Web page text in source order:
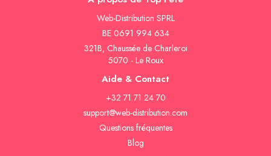
Web-Distribution SPRL
BE 0691 994 634
321B, Chaussée de Charleroi
5070 - Le Roux
Aide & Contact
+32 71 71 24 70
support@web-distribution.com
Questions fréquentes
Blog